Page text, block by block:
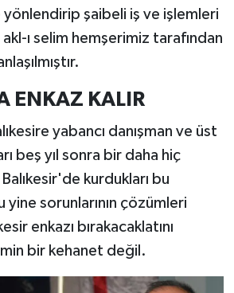
yönlendirip şaibeli iş ve işlemleri
ı selim hemşerimiz tarafından
ENKAZ KALIR
yabancı danışman ve üst
beş yıl sonra bir daha hiç
kurdukları bu
yine sorunlarının çözümleri
enkazı bırakacaklatını
bir kehanet değil.